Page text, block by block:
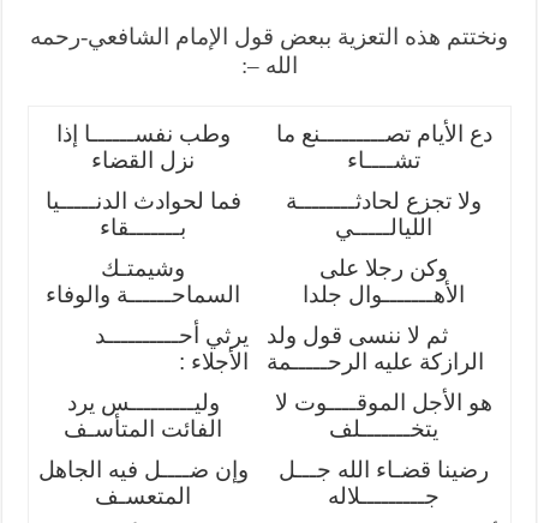
هذه التعزية ببعض قول الإمام الشافعي-رحمه
–:
دع الأيام تصـــــــــنع ما
تشــــاء
ولا تجزع لحادثــــــــة
الليالـــــي
وكن رجلا على
الأهـــــــوال جلدا
ثم لا ننسى قول ولد
الرازكة عليه الرحـــــمة
هو الأجل الموقــــوت لا
يتخـــــــلف
رضينا قضـاء الله جـــل
جـــــــــلاله
وطب نفســــــا إذا
نزل القضاء
فما لحوادث الدنـــــيا
بـــــــقاء
وشيمتـك
السماحــــــة والوفاء
يرثي أحــــــــــد
الأجلاء :
وليـــــــــس يرد
الفائت المتأسـف
وإن ضــــل فيه الجاهل
المتعسـف